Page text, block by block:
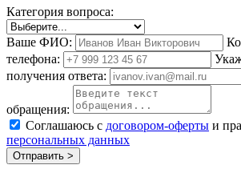
Категория вопроса:
Ваше ФИО:
телефона:
получения ответа:
обращения:
Соглашаюсь с договором-оферты и
персональных данных
Отправить >